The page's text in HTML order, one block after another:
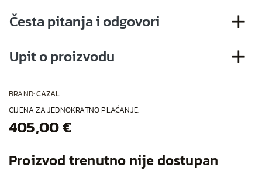
Česta pitanja i odgovori
Upit o proizvodu
BRAND:CAZAL
CIJENA ZA JEDNOKRATNO PLAĆANJE:
405,00 €
Proizvod trenutno nije dostupan